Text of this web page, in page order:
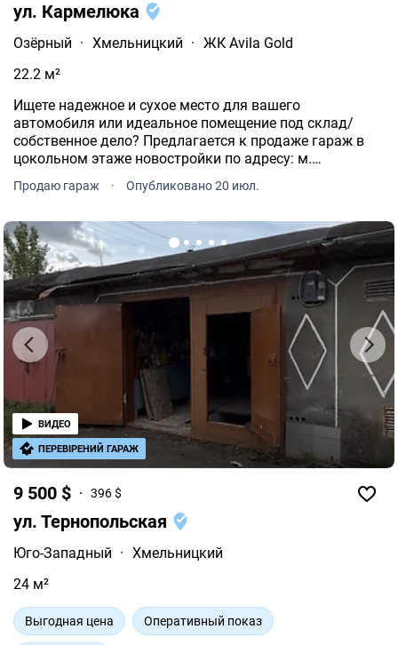
ул. Кармелюка
Озёрный · Хмельницкий · ЖК Avila Gold
22.2 м²
Ищете надежное и сухое место для вашего
автомобиля или идеальное помещение под склад/
собственное дело? Предлагается к продаже гараж в
цокольном этаже новостройки по адресу: м.
Продаю гараж · Опубликовано 20 июл.
9 500 $ 396 $
ул. Тернопольская
Юго-Западный · Хмельницкий
24 м²
Выгодная цена Оперативный показ
ВИДЕО
ПЕРЕВІРЕНИЙ ГАРАЖ